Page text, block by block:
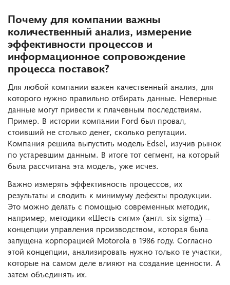
Почему для компании важны
количественный анализ, измерение
эффективности процессов и
информационное сопровождение
процесса поставок?
Для любой компании важен качественный анализ, для
которого нужно правильно отбирать данные. Неверные
данные могут привести к плачевным последствиям.
Пример. В истории компании Ford был провал,
стоивший не столько денег, сколько репутации.
Компания решила выпустить модель Edsel, изучив рынок
по устаревшим данным. В итоге тот сегмент, на который
была рассчитана эта модель, уже исчез.
Важно измерять эффективность процессов, их
результаты и сводить к минимуму дефекты продукции.
Это можно делать с помощью современных методик,
например, методики «Шесть сигм» (англ. six sigma) —
концепции управления производством, которая была
запущена корпорацией Motorola в 1986 году. Согласно
этой концепции, анализировать нужно только те участки,
которые на самом деле влияют на создание ценности. А
затем объединять их.